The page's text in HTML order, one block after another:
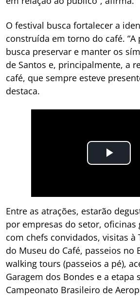
O festival busca fortalecer a
construída em torno do café. “A
busca preservar e manter os
de Santos e, principalmente, a
café, que sempre esteve
destaca.
Entre as atrações, estarão
por empresas do setor, oficinas
com chefs convidados, visitas à
do Museu do Café, passeios no
walking tours (passeios a pé),
Garagem dos Bondes e a etapa
Campeonato Brasileiro de